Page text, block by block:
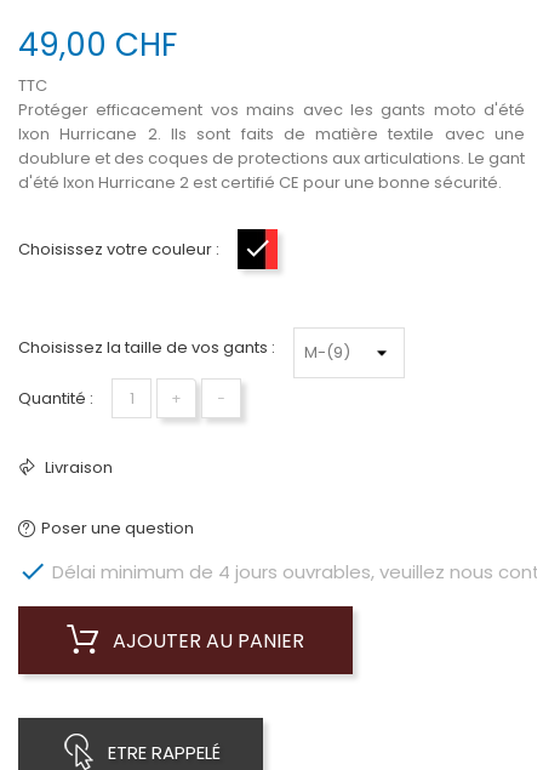
49,00 CHF
TTC
Protéger efficacement vos mains avec les gants moto d'été
Ixon Hurricane 2. Ils sont faits de matière textile avec une
doublure et des coques de protections aux articulations. Le gant
d'été Ixon Hurricane 2 est certifié CE pour une bonne sécurité.
Choisissez votre couleur :
Choisissez la taille de vos gants :
Quantité : + −
Livraison
Poser une question
 Délai minimum de 4 jours ouvrables, veuillez nous
AJOUTER AU PANIER
ETRE RAPPELÉ